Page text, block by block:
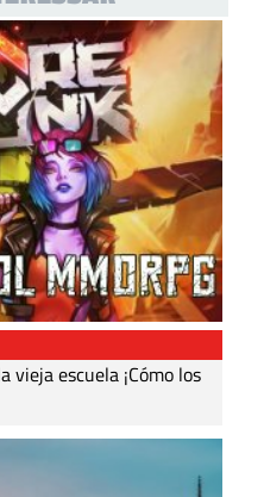
vieja escuela ¡Cómo los